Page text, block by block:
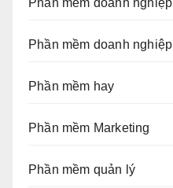
Phần mềm doanh nghiệp
Phần mềm hay
Phần mềm Marketing
Phần mềm quản lý